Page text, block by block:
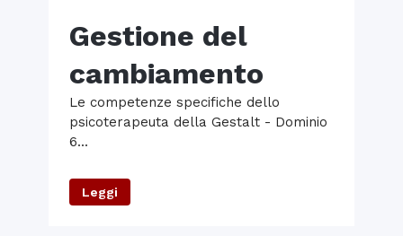
Gestione del
cambiamento
Le competenze specifiche dello
psicoterapeuta della Gestalt - Dominio
6...
Leggi